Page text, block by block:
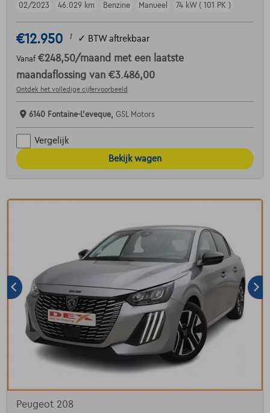
02/2023
46.029 km Benzine Manueel 74 kW ( 101 PK )
€12.950 1 ✓ BTW aftrekbaar
Vanaf €248,50/maand met een laatste
maandaflossing van €3.486,00
Ontdek het volledige cijfervoorbeeld
6140 Fontaine-L'eveque, GSL Motors
Vergelijk
Bekijk wagen
Peugeot 208